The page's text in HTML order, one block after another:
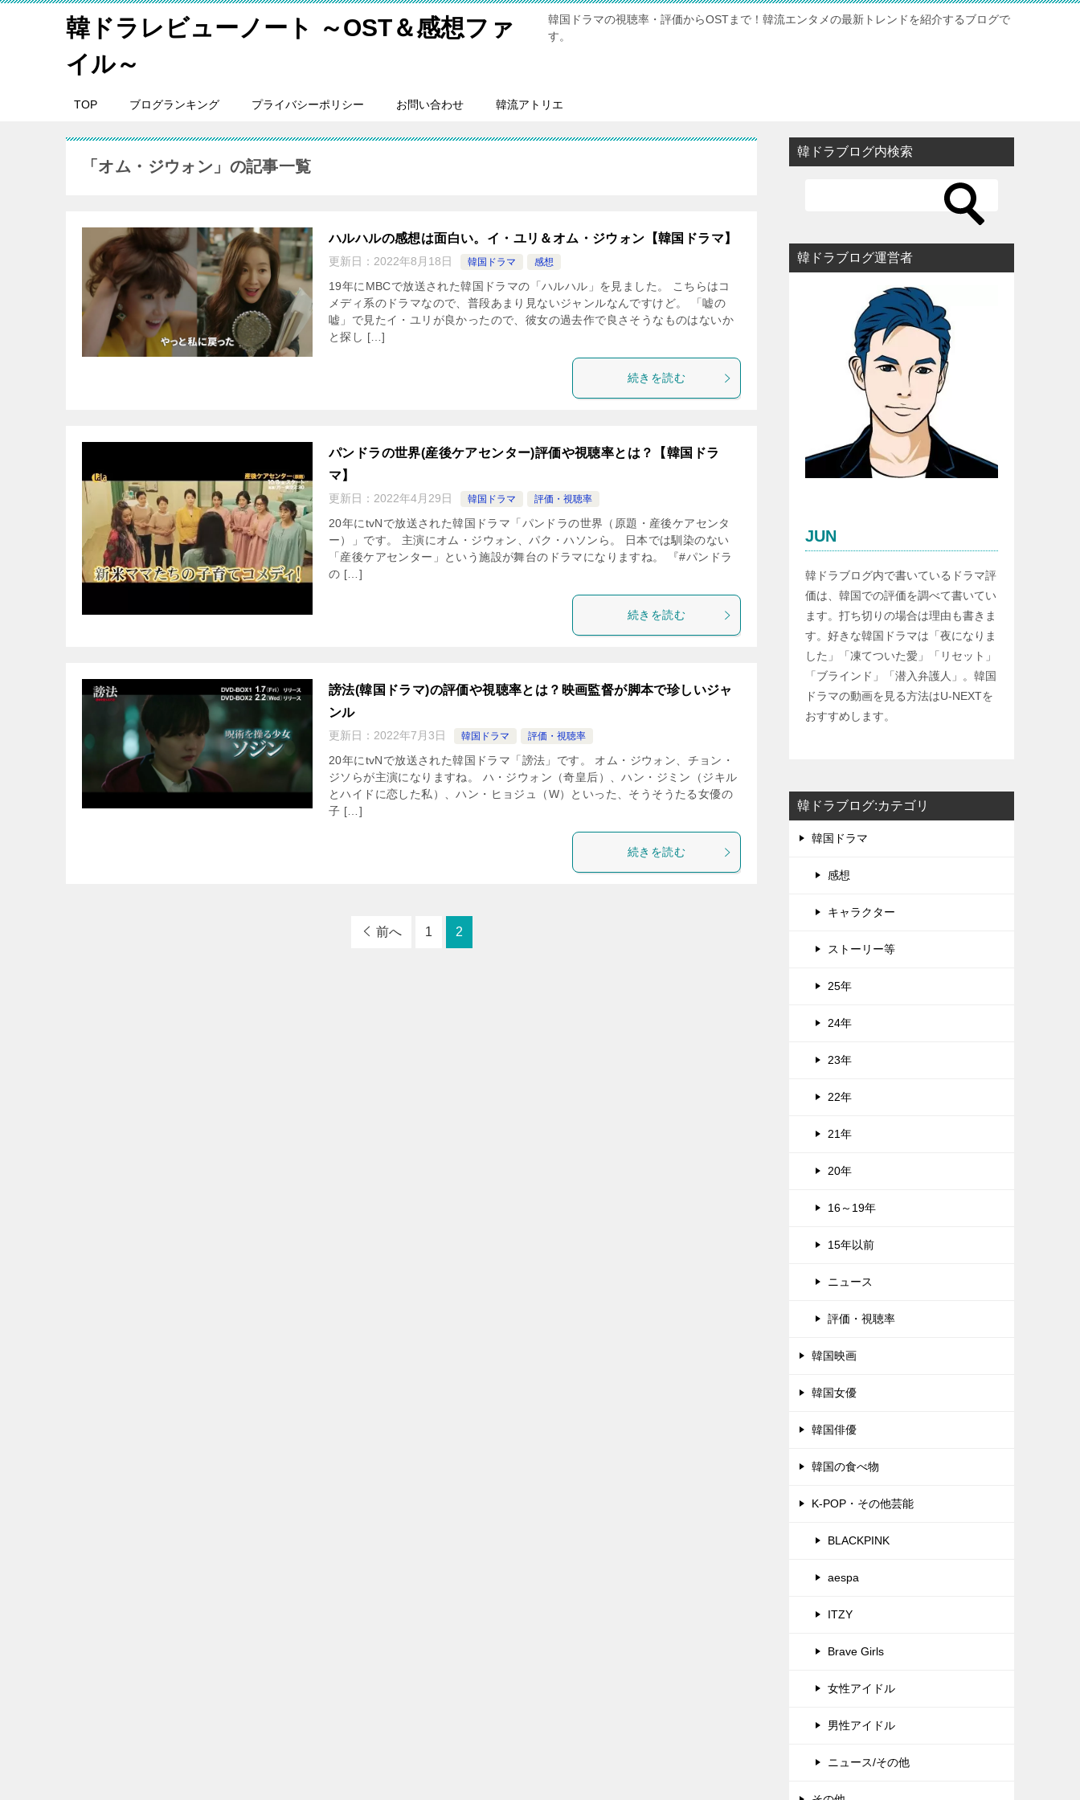
韓ドラレビューノート ～OST＆感想ファ
イル～
韓国ドラマの視聴率・評価からOSTまで！韓流エンタメの最新トレンドを紹介するブログで
す。
TOP ブログランキング プライバシーポリシー お問い合わせ 韓流アトリエ
「オム・ジウォン」の記事一覧
ハルハルの感想は面白い。イ・ユリ＆オム・ジウォン【韓国ドラマ】
更新日： 2022年8月18日 韓国ドラマ 感想
19年にMBCで放送された韓国ドラマの「ハルハル」を見ました。 こちらはコ
メディ系のドラマなので、普段あまり見ないジャンルなんですけど。 「嘘の
嘘」で見たイ・ユリが良かったので、彼女の過去作で良さそうなものはないか
と探し […]
続きを読む
パンドラの世界(産後ケアセンター)評価や視聴率とは？【韓国ドラ
マ】
更新日： 2022年4月29日 韓国ドラマ 評価・視聴率
20年にtvNで放送された韓国ドラマ「パンドラの世界（原題・産後ケアセンタ
ー）」です。 主演にオム・ジウォン、パク・ハソンら。 日本では馴染のない
「産後ケアセンター」という施設が舞台のドラマになりますね。 『#パンドラ
の […]
続きを読む
謗法(韓国ドラマ)の評価や視聴率とは？映画監督が脚本で珍しいジャ
ンル
更新日： 2022年7月3日 韓国ドラマ 評価・視聴率
20年にtvNで放送された韓国ドラマ「謗法」です。 オム・ジウォン、チョン・
ジソらが主演になりますね。 ハ・ジウォン（奇皇后）、ハン・ジミン（ジキル
とハイドに恋した私）、ハン・ヒョジュ（W）といった、そうそうたる女優の
子 […]
続きを読む
前へ 1 2
韓ドラブログ内検索
韓ドラブログ運営者
JUN
韓ドラブログ内で書いているドラマ評
価は、韓国での評価を調べて書いてい
ます。打ち切りの場合は理由も書きま
す。好きな韓国ドラマは「夜になりま
した」「凍てついた愛」「リセット」
「ブラインド」「潜入弁護人」。韓国
ドラマの動画を見る方法はU-NEXTを
おすすめします。
韓ドラブログ:カテゴリ
韓国ドラマ
感想
キャラクター
ストーリー等
25年
24年
23年
22年
21年
20年
16～19年
15年以前
ニュース
評価・視聴率
韓国映画
韓国女優
韓国俳優
韓国の食べ物
K-POP・その他芸能
BLACKPINK
aespa
ITZY
Brave Girls
女性アイドル
男性アイドル
ニュース/その他